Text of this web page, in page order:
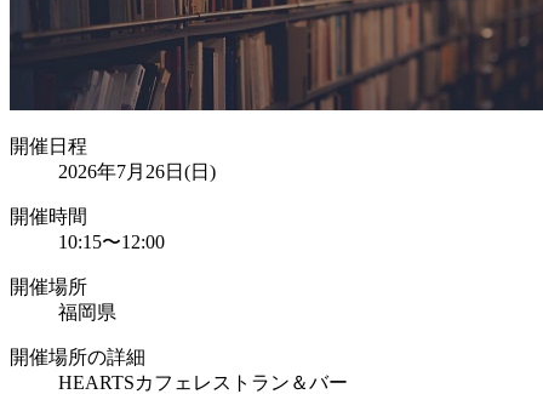
開催日程
2026年7月26日(日)
開催時間
10:15〜12:00
開催場所
福岡県
開催場所の詳細
HEARTSカフェレストラン＆バー